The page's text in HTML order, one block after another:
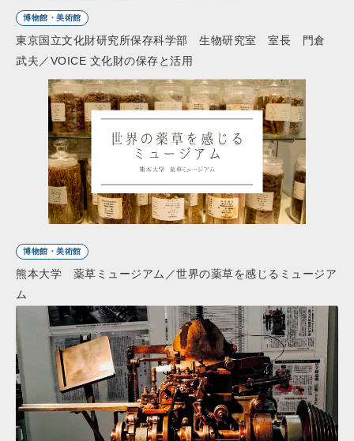
博物館・美術館
東京国立文化財研究所保存科学部 生物研究室 室長 門倉
武夫／VOICE 文化財の保存と活用
博物館・美術館
熊本大学 薬草ミュージアム／世界の薬草を感じるミュージア
ム